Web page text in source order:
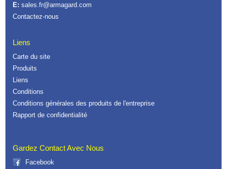
E: sales.fr@armagard.com
Contactez-nous
Liens
Carte du site
Produits
Liens
Conditions
Conditions générales des produits de l'entreprise
Rapport de confidentialité
Gardez Contact Avec Nous
Facebook